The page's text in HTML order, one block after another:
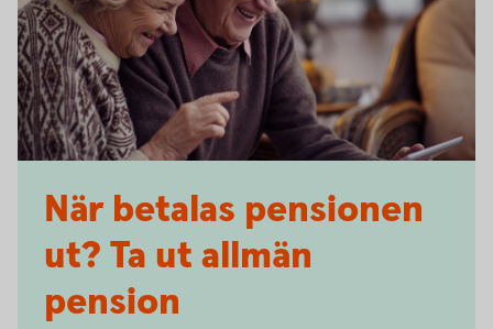
När betalas pensionen
ut? Ta ut allmän
pension